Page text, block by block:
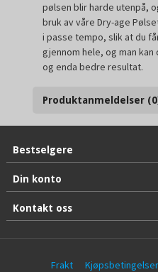
pølsen blir harde utenpå,
bruk av våre Dry-age
i passe tempo, slik at du
gjennom hele, og man
og enda bedre resultat.
Produktanmeldelser
Bestselgere
Din konto
Kontakt oss
Frakt Kjøpsbetingelser